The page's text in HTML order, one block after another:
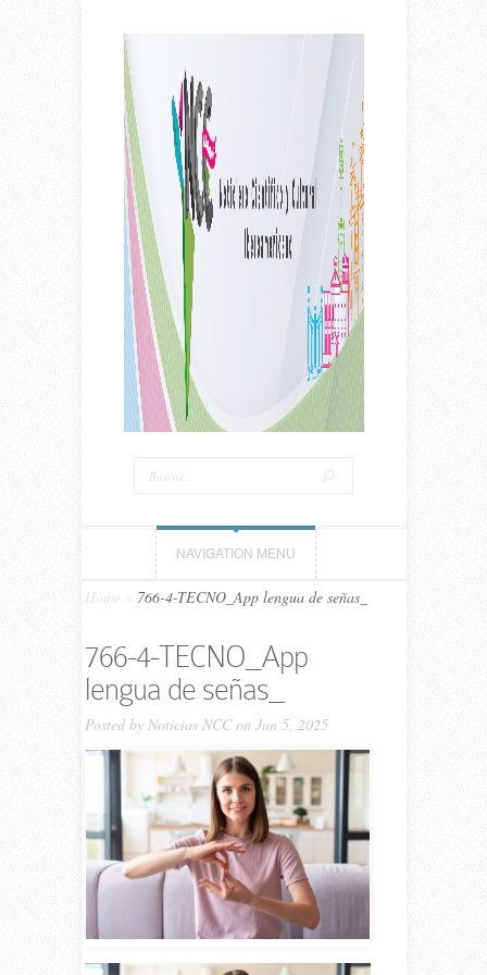
NAVIGATION MENU
Home 766-4-TECNO_App lengua de señas_
766-4-TECNO_App
lengua de señas_
Posted by Noticias NCCon Jun 5, 2025